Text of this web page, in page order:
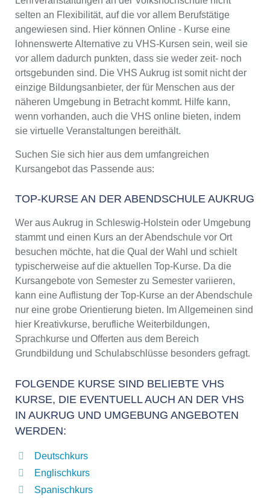
selten an Flexibilität, auf die vor allem Berufstätige
angewiesen sind. Hier können Online - Kurse eine
lohnenswerte Alternative zu VHS-Kursen sein, weil sie
vor allem dadurch punkten, dass sie weder zeit- noch
ortsgebunden sind. Die VHS Aukrug ist somit nicht der
einzige Bildungsanbieter, der für Menschen aus der
näheren Umgebung in Betracht kommt. Hilfe kann,
wenn vorhanden, auch die VHS online bieten, indem
sie virtuelle Veranstaltungen bereithält.
Suchen Sie sich hier aus dem umfangreichen
Kursangebot das Passende aus:
TOP-KURSE AN DER ABENDSCHULE AUKRUG
Wer aus Aukrug in Schleswig-Holstein oder Umgebung
stammt und einen Kurs an der Abendschule vor Ort
besuchen möchte, hat die Qual der Wahl und schielt
typischerweise auf die aktuellen Top-Kurse. Da die
Kursangebote von Semester zu Semester variieren,
kann eine Auflistung der Top-Kurse an der Abendschule
nur eine grobe Orientierung bieten. Im Allgemeinen sind
hier Kreativkurse, berufliche Weiterbildungen,
Sprachkurse und Offerten aus dem Bereich
Grundbildung und Schulabschlüsse besonders gefragt.
FOLGENDE KURSE SIND BELIEBTE VHS
KURSE, DIE EVENTUELL AUCH AN DER VHS
IN AUKRUG UND UMGEBUNG ANGEBOTEN
WERDEN:
Deutschkurs
Englischkurs
Spanischkurs